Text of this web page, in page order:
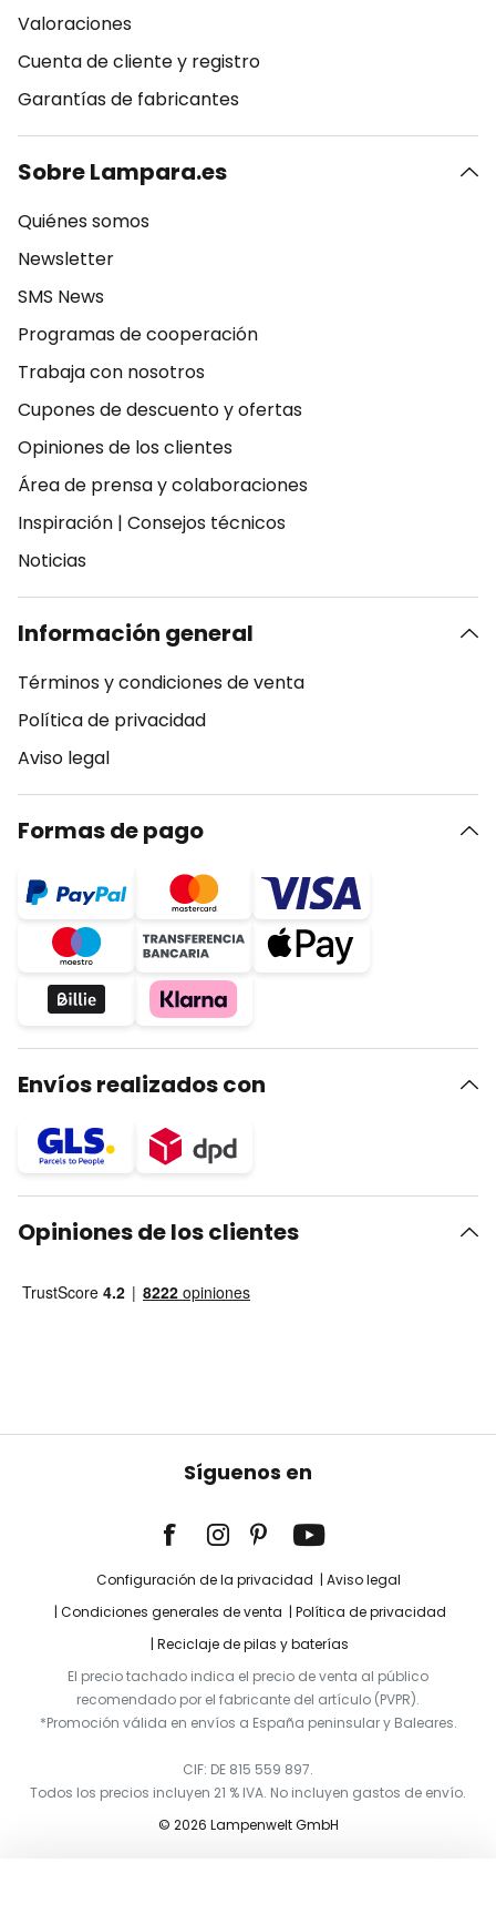
Valoraciones
Cuenta de cliente y registro
Garantías de fabricantes
Sobre Lampara.es
Quiénes somos
Newsletter
SMS News
Programas de cooperación
Trabaja con nosotros
Cupones de descuento y ofertas
Opiniones de los clientes
Área de prensa y colaboraciones
Inspiración | Consejos técnicos
Noticias
Información general
Términos y condiciones de venta
Política de privacidad
Aviso legal
Formas de pago
Envíos realizados con
Opiniones de los clientes
Síguenos en
Configuración de la privacidad
Aviso legal
Condiciones generales de venta
Política de privacidad
Reciclaje de pilas y baterías
El precio tachado indica el precio de venta al público
recomendado por el fabricante del artículo (PVPR).
*Promoción válida en envíos a España peninsular y Baleares.
CIF: DE 815 559 897.
Todos los precios incluyen 21 % IVA. No incluyen gastos de envío.
© 2026 Lampenwelt GmbH